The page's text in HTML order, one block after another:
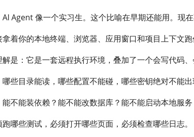
Agent 像一个实习生。这个比喻在早期还能用。现在
着你的本地终端、浏览器、应用窗口和项目上下文跑
是：它是一套远程执行环境，叠加了一个会写代码、
哪些目录能读，哪些配置不能碰，哪些密钥绝对不能出
能不能装依赖？能不能改数据库？能不能启动本地服
跑哪些测试，必须打开哪些页面，必须检查哪些日志。